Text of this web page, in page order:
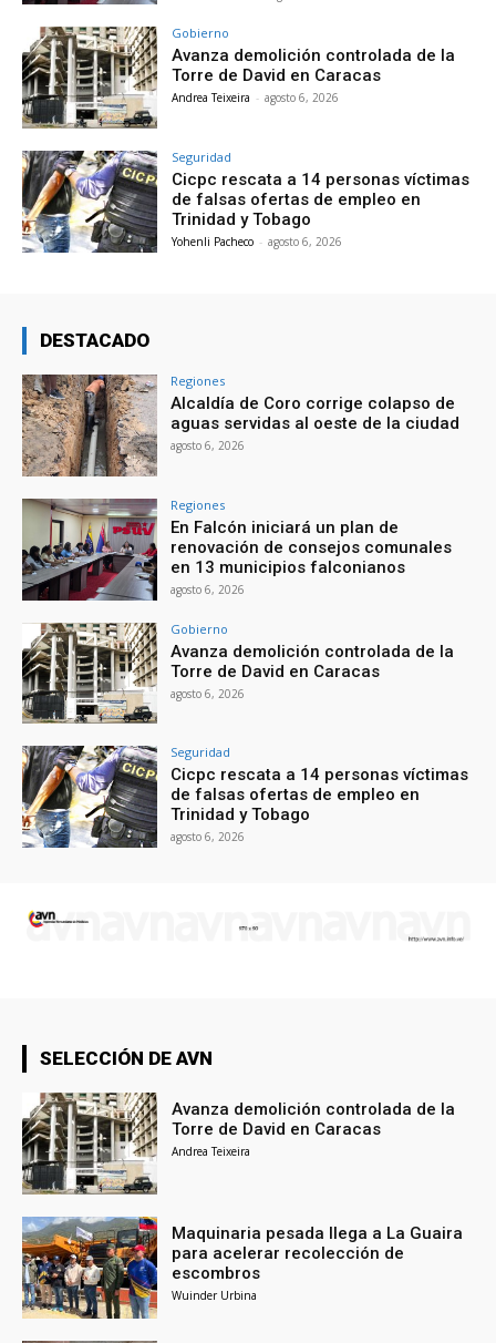
Gobierno
Avanza demolición controlada de la
Torre de David en Caracas
Andrea Teixeira - agosto 6, 2026
Seguridad
Cicpc rescata a 14 personas víctimas
de falsas ofertas de empleo en
Trinidad y Tobago
Yohenli Pacheco - agosto 6, 2026
DESTACADO
Regiones
Alcaldía de Coro corrige colapso de
aguas servidas al oeste de la ciudad
agosto 6, 2026
Regiones
En Falcón iniciará un plan de
renovación de consejos comunales
en 13 municipios falconianos
agosto 6, 2026
Gobierno
Avanza demolición controlada de la
Torre de David en Caracas
agosto 6, 2026
Seguridad
Cicpc rescata a 14 personas víctimas
de falsas ofertas de empleo en
Trinidad y Tobago
agosto 6, 2026
SELECCIÓN DE AVN
Avanza demolición controlada de la
Torre de David en Caracas
Andrea Teixeira
Maquinaria pesada llega a La Guaira
para acelerar recolección de
escombros
Wuinder Urbina